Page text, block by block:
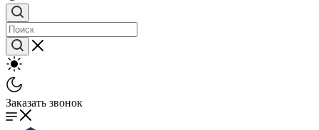
Заказать звонок